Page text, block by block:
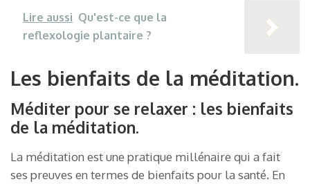
Lire aussi Qu'est-ce que la
reflexologie plantaire ?
Les bienfaits de la méditation.
Méditer pour se relaxer : les bienfaits
de la méditation.
La méditation est une pratique millénaire qui a fait
ses preuves en termes de bienfaits pour la santé. En